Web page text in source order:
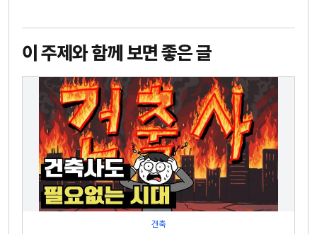
이 주제와 함께 보면 좋은 글
건축